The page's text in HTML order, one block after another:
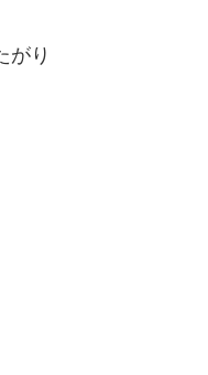
がり